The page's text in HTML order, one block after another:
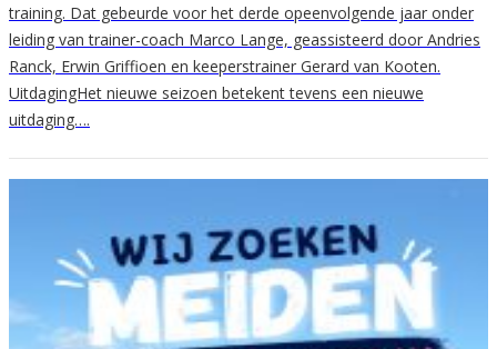
training. Dat gebeurde voor het derde opeenvolgende jaar onder
leiding van trainer-coach Marco Lange, geassisteerd door Andries
Ranck, Erwin Griffioen en keeperstrainer Gerard van Kooten.
UitdagingHet nieuwe seizoen betekent tevens een nieuwe
uitdaging….